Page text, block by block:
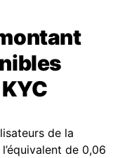
de la
de 0,06